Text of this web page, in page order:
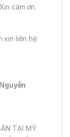
cám ơn.
xin liên hệ:
TẠI MỸ